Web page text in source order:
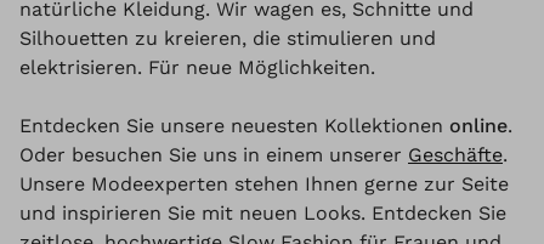
natürliche Kleidung. Wir wagen es, Schnitte und
Silhouetten zu kreieren, die stimulieren und
elektrisieren. Für neue Möglichkeiten.
Entdecken Sie unsere neuesten Kollektionen online.
Oder besuchen Sie uns in einem unserer Geschäfte.
Unsere Modeexperten stehen Ihnen gerne zur Seite
und inspirieren Sie mit neuen Looks. Entdecken Sie